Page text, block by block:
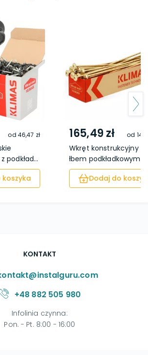
od 46,47 zł
podkład...
165,49 zł od
Wkręt konstrukcyjny z
łbem podkładkowym ...
Dodaj do
KONTAKT
+48 882 505 980
Infolinia czynna:
Pon. - Pt. 8:00 - 16:00